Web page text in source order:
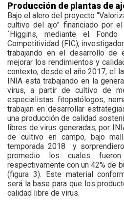
Producción de plantas de
Bajo el alero del proyecto
cultivo del ajo” financiado por
´Higgins, mediante el
Competitividad (FIC),
trabajando en el desarrollo de
mejorar los rendimientos y
contexto, desde el año 2017, el
INIA está trabajando en la
virus, a partir de cultivo de
especialistas fitopatólogos,
trabajan en desarrollar
una producción de calidad
libres de virus generadas, por
de cultivo en campo, bajo
temporada 2018
y
promedio los cuales
respectivamente con un 42% de
(figura 3). Este material
será la base para que los
calidad libre de virus.